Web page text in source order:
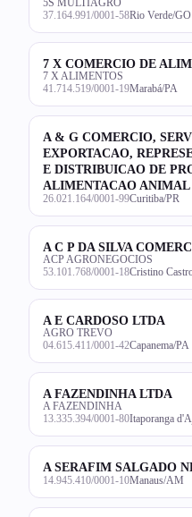
37.164.991/0001-58Rio Verde/GO
7 X COMERCIO DE
7 X ALIMENTOS
41.714.519/0001-19Marabá/PA
A & G COMERCIO,
EXPORTACAO,
E DISTRIBUICAO DE
ALIMENTACAO ANIMAL
26.021.164/0001-99Curitiba/PR
A C P DA SILVA
ACP AGRONEGOCIOS
53.101.768/0001-18Cristino
A E CARDOSO LTDA
AGRO TREVO
04.615.411/0001-42Capanema/PA
A FAZENDINHA LTDA
A FAZENDINHA
13.335.394/0001-80Itaporanga
A SERAFIM SALGADO
14.945.410/0001-10Manaus/AM